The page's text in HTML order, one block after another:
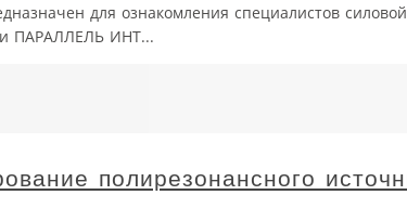
для ознакомления специалистов
ПАРАЛЛЕЛЬ ИНТ...
полирезонансного